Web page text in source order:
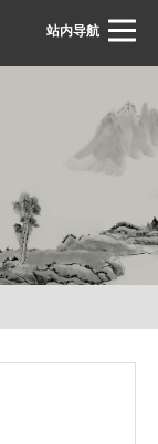
站内导航